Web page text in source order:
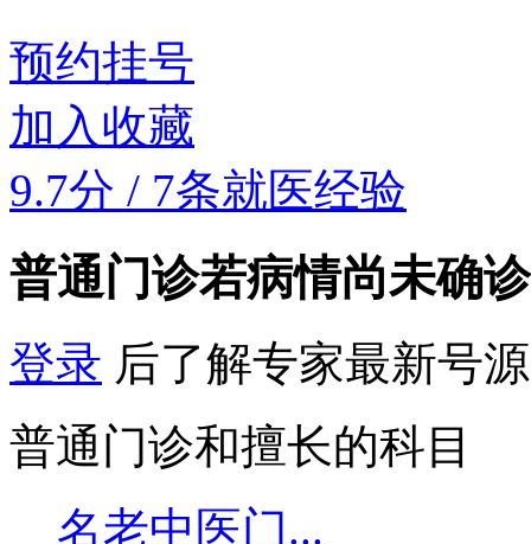
预约挂号
加入收藏
9.7分 / 7条就医经验
普通门诊若病情尚未确
登录 后了解专家最新号
普通门诊和擅长的科目
名老中医门...